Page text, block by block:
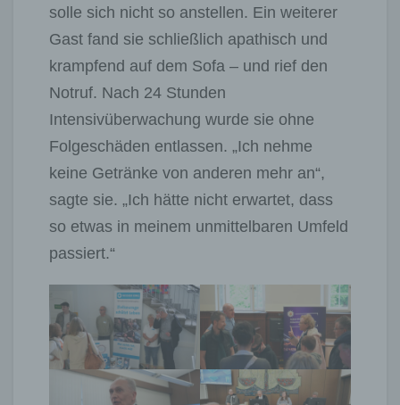
solle sich nicht so anstellen. Ein weiterer
Gast fand sie schließlich apathisch und
krampfend auf dem Sofa – und rief den
Notruf. Nach 24 Stunden
Intensivüberwachung wurde sie ohne
Folgeschäden entlassen. „Ich nehme
keine Getränke von anderen mehr an“,
sagte sie. „Ich hätte nicht erwartet, dass
so etwas in meinem unmittelbaren Umfeld
passiert.“